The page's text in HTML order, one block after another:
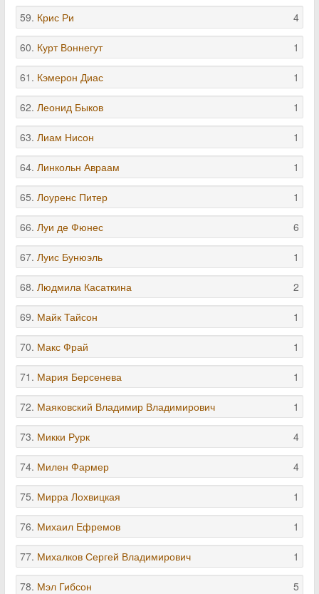
59. Крис Ри 4
60. Курт Воннегут 1
61. Кэмерон Диас 1
62. Леонид Быков 1
63. Лиам Нисон 1
64. Линкольн Авраам 1
65. Лоуренс Питер 1
66. Луи де Фюнес 6
67. Луис Бунюэль 1
68. Людмила Касаткина 2
69. Майк Тайсон 1
70. Макс Фрай 1
71. Мария Берсенева 1
72. Маяковский Владимир Владимирович 1
73. Микки Рурк 4
74. Милен Фармер 4
75. Мирра Лохвицкая 1
76. Михаил Ефремов 1
77. Михалков Сергей Владимирович 1
78. Мэл Гибсон 5